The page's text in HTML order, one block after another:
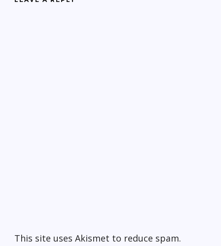
This site uses Akismet to reduce spam.